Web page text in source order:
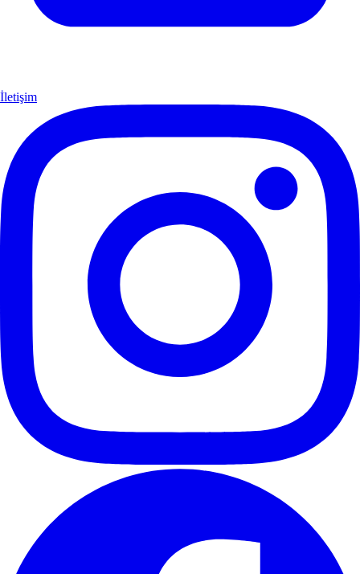
İletişim